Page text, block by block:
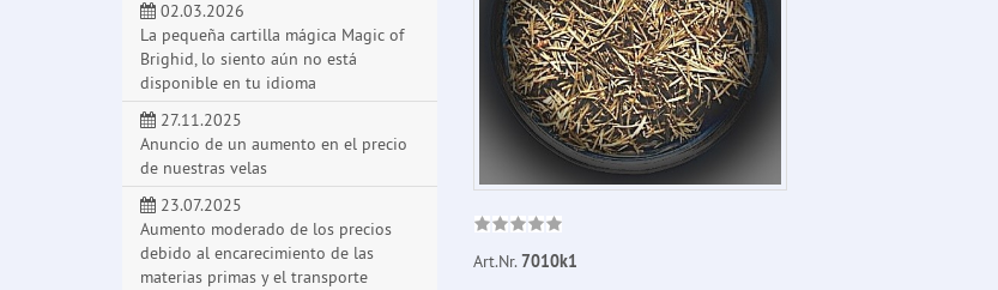
Art.Nr.7010k1
02.03.2026
La pequeña cartilla mágica Magic of
Brighid, lo siento aún no está
disponible en tu idioma
27.11.2025
Anuncio de un aumento en el precio
de nuestras velas
23.07.2025
Aumento moderado de los precios
debido al encarecimiento de las
materias primas y el transporte